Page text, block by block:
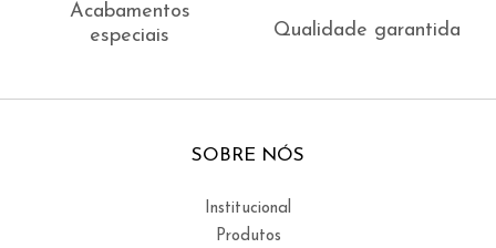
Acabamentos
especiais
Qualidade garantida
SOBRE NÓS
Institucional
Produtos